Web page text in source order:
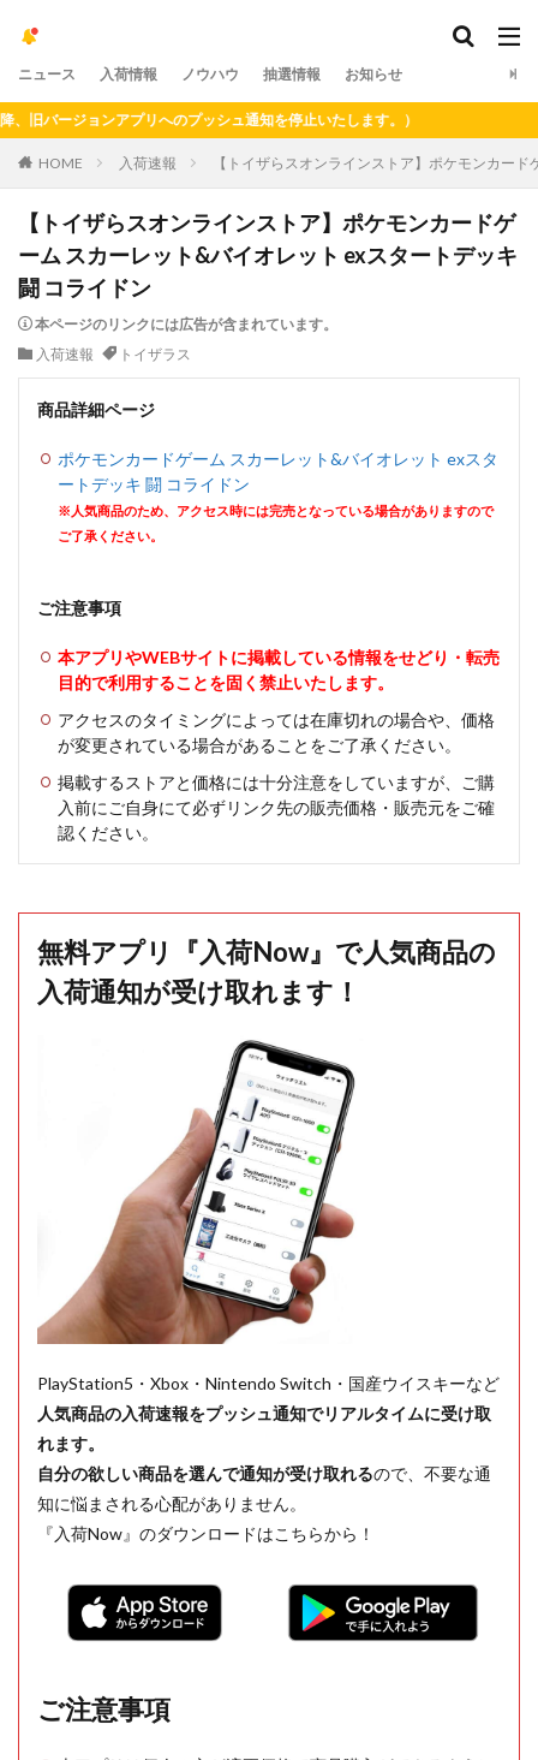
ニュース 入荷情報 ノウハウ 抽選情報 お知らせ
ージョンアプリへのプッシュ通知を停止いたします。）
HOME 入荷速報 【トイザらスオンラインストア】ポケモンカー
【トイザらスオンラインストア】ポケモンカードゲ
ーム スカーレット&バイオレット exスタートデッキ
闘 コライドン
本ページのリンクには広告が含まれています。
入荷速報
トイザラス
商品詳細ページ
ポケモンカードゲーム スカーレット&バイオレット exスタ
ートデッキ 闘 コライドン
※人気商品のため、アクセス時には完売となっている場合がありますので
ご了承ください。
ご注意事項
本アプリやWEBサイトに掲載している情報をせどり・転売
目的で利用することを固く禁止いたします。
アクセスのタイミングによっては在庫切れの場合や、価格
が変更されている場合があることをご了承ください。
掲載するストアと価格には十分注意をしていますが、ご購
入前にご自身にて必ずリンク先の販売価格・販売元をご確
認ください。
無料アプリ『入荷Now』で人気商品の
入荷通知が受け取れます！
PlayStation5・Xbox・Nintendo Switch・国産ウイスキーなど
人気商品の入荷速報をプッシュ通知でリアルタイムに受け取
れます。
自分の欲しい商品を選んで通知が受け取れるので、不要な通
知に悩まされる心配がありません。
『入荷Now』のダウンロードはこちらから！
ご注意事項